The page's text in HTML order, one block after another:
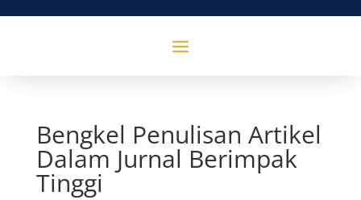
Bengkel Penulisan Artikel
Dalam Jurnal Berimpak
Tinggi